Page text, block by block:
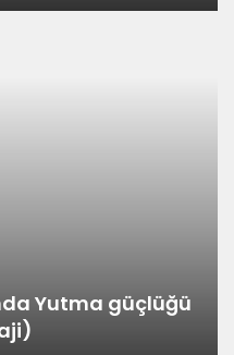
Yutma güçlüğü